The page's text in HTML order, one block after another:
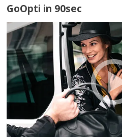
GoOpti in 90sec